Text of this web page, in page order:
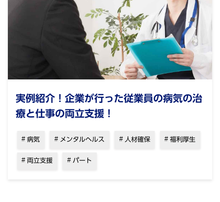
実例紹介！企業が行った従業員の病気の治
療と仕事の両立支援！
病気 メンタルヘルス 人材確保 福利厚生
両立支援 パート